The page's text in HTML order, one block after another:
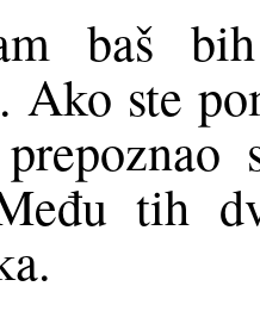
baš
Ako ste
tih